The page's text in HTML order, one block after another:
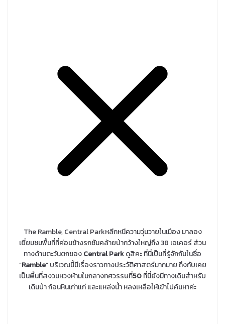
The Ramble, Central Parkหลีกหนีความวุ่นวายในเมือง มาลอง
เยี่ยมชมพื้นที่ที่ค่อนข้างรกชันคล้ายป่ากว้างใหญ่ถึง 38 เอเคอร์ ส่วน
ทางด้านตะวันตกของCentral Parkดูสิคะ ที่นี่เป็นที่รู้จักกันในชื่อ
“Ramble” บริเวณนี้มีเรื่องราวทางประวัติศาสตร์มากมาย ถึงกับเคย
เป็นพื้นที่สงวนหวงห้ามในกลางทศวรรษที่50ที่นี่ยังมีทางเดินสำหรับ
เดินป่า ก้อนหินเก่าแก่ และแหล่งน้ำ หลงเหลือให้เข้าไปค้นหาค่ะ